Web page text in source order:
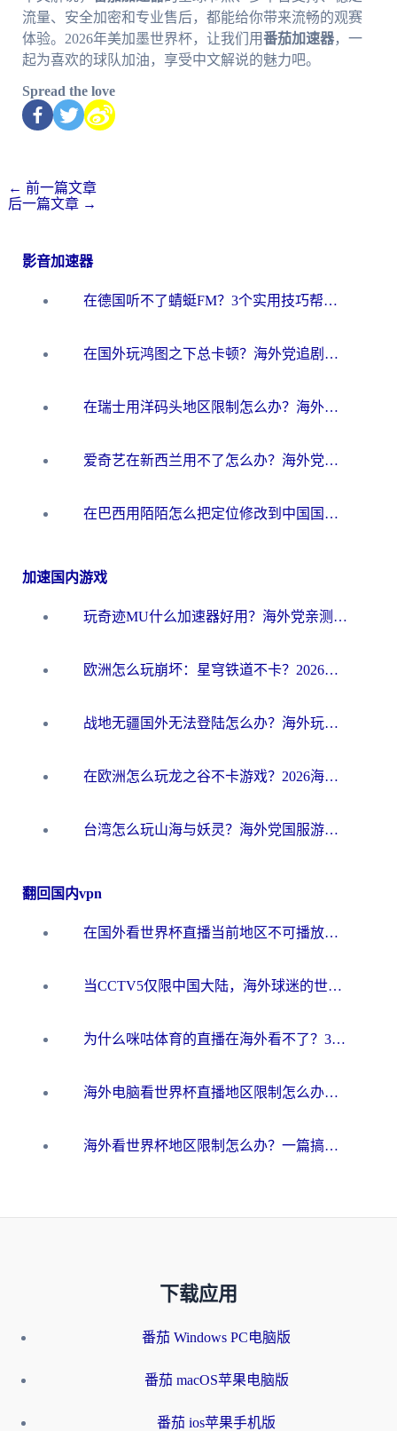
流量、安全加密和专业售后，都能给你带来流畅的观赛
体验。2026年美加墨世界杯，让我们用番茄加速器，一
起为喜欢的球队加油，享受中文解说的魅力吧。
Spread the love
← 前一篇文章
后一篇文章 →
影音加速器
在德国听不了蜻蜓FM？3个实用技巧帮你解锁国内影音自由
在国外玩鸿图之下总卡顿？海外党追剧听歌的3个实用解决方案
在瑞士用洋码头地区限制怎么办？海外华人必看的回国加速全攻略
爱奇艺在新西兰用不了怎么办？海外党亲测有效的回国加速方案
在巴西用陌陌怎么把定位修改到中国国内？海外党必看的回国加速全攻略
加速国内游戏
玩奇迹MU什么加速器好用？海外党亲测：这款加速器让你告别延迟卡顿！
欧洲怎么玩崩坏：星穹铁道不卡？2026海外玩家国服游戏加速器终极攻略
战地无疆国外无法登陆怎么办？海外玩家国服畅玩终极指南（附欧服魔兽EVE加速方案）
在欧洲怎么玩龙之谷不卡游戏？2026海外党国服游戏加速全攻略
台湾怎么玩山海与妖灵？海外党国服游戏加速全攻略，告别延迟卡顿
翻回国内vpn
在国外看世界杯直播当前地区不可播放？海外党必看的回国加速全攻略
当CCTV5仅限中国大陆，海外球迷的世界杯狂欢如何继续？
为什么咪咕体育的直播在海外看不了？3步解决海外看世界杯+抖音地区限制难题
海外电脑看世界杯直播地区限制怎么办？你需要一个聪明的加速器
海外看世界杯地区限制怎么办？一篇搞定咪咕视频播放+国内资源无缝访问指南
下载应用
番茄 Windows PC电脑版
番茄 macOS苹果电脑版
番茄 ios苹果手机版